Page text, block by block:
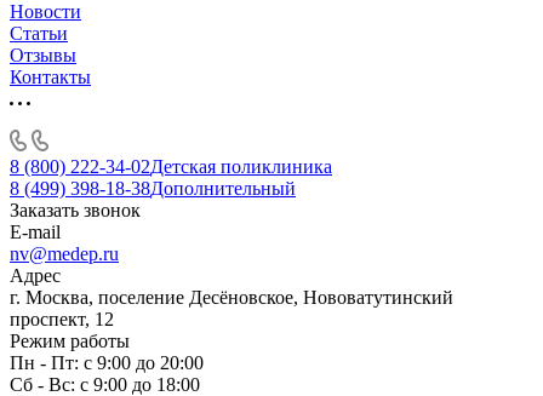
Новости
Статьи
Отзывы
Контакты
8 (800) 222-34-02Детская поликлиника
8 (499) 398-18-38Дополнительный
Заказать звонок
E-mail
nv@medep.ru
Адрес
г. Москва, поселение Десёновское, Нововатутинский
проспект, 12
Режим работы
Пн - Пт: с 9:00 до 20:00
Сб - Вс: с 9:00 до 18:00